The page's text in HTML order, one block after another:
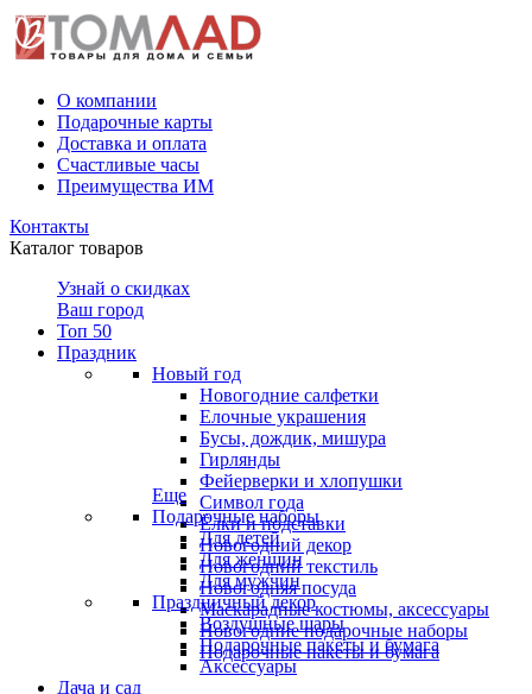
О компании
Подарочные карты
Доставка и оплата
Счастливые часы
Преимущества ИМ
Контакты
Каталог товаров
Узнай о скидках
Ваш город
Топ 50
Праздник
Новый год
Новогодние салфетки
Елочные украшения
Бусы, дождик, мишура
Гирлянды
Фейерверки и хлопушки
Символ года
Ёлки и подставки
Новогодний декор
Новогодний текстиль
Новогодняя посуда
Маскарадные костюмы, аксессуары
Новогодние подарочные наборы
Подарочные пакеты и бумага
Еще
Подарочные наборы
Для детей
Для женщин
Для мужчин
Праздничный декор
Воздушные шары
Подарочные пакеты и бумага
Аксессуары
Дача и сад